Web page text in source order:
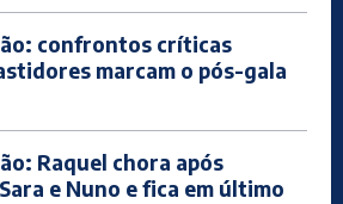
confrontos críticas
marcam o pós-gala
Raquel chora após
e Nuno e fica em último